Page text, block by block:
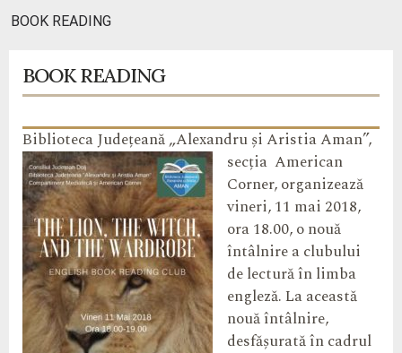
BOOK READING
BOOK READING
Biblioteca Județeană „Alexandru și Aristia Aman”,
secția American
Corner, organizează
vineri, 11 mai 2018,
ora 18.00, o nouă
întâlnire a clubului
de lectură în limba
engleză. La această
nouă întâlnire,
desfășurată în cadrul